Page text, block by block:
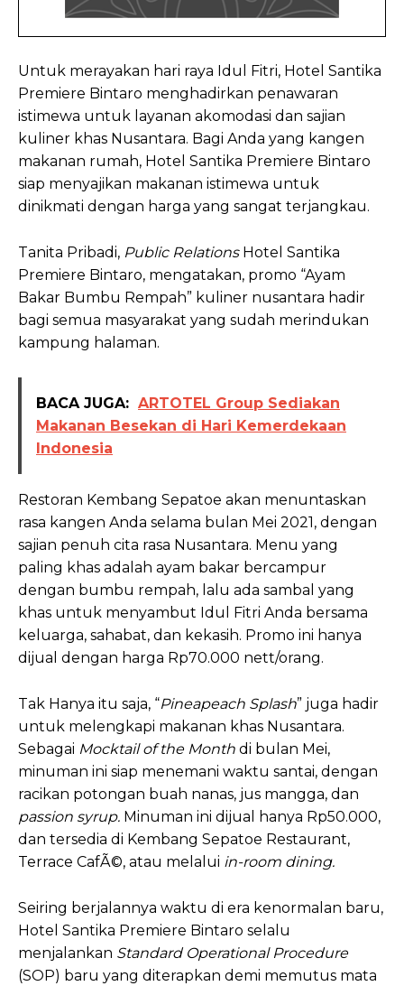
Untuk merayakan hari raya Idul Fitri, Hotel Santika
Premiere Bintaro menghadirkan penawaran
istimewa untuk layanan akomodasi dan sajian
kuliner khas Nusantara. Bagi Anda yang kangen
makanan rumah, Hotel Santika Premiere Bintaro
siap menyajikan makanan istimewa untuk
dinikmati dengan harga yang sangat terjangkau.
Tanita Pribadi, Public RelationsHotel Santika
Premiere Bintaro, mengatakan, promo “Ayam
Bakar Bumbu Rempah” kuliner nusantara hadir
bagi semua masyarakat yang sudah merindukan
kampung halaman.
BACA JUGA: ARTOTEL Group Sediakan
Makanan Besekan di Hari Kemerdekaan
Indonesia
Restoran Kembang Sepatoe akan menuntaskan
rasa kangen Anda selama bulan Mei 2021, dengan
sajian penuh cita rasa Nusantara. Menu yang
paling khas adalah ayam bakar bercampur
dengan bumbu rempah, lalu ada sambal yang
khas untuk menyambut Idul Fitri Anda bersama
keluarga, sahabat, dan kekasih. Promo ini hanya
dijual dengan harga Rp70.000 nett/orang.
Tak Hanya itu saja, “Pineapeach Splash” juga hadir
untuk melengkapi makanan khas Nusantara.
Sebagai Mocktail of the Month di bulan Mei,
minuman ini siap menemani waktu santai, dengan
racikan potongan buah nanas, jus mangga, dan
passion syrup. Minuman ini dijual hanya Rp50.000,
dan tersedia di Kembang Sepatoe Restaurant,
Terrace CafÃ©, atau melalui in-room dining.
Seiring berjalannya waktu di era kenormalan baru,
Hotel Santika Premiere Bintaro selalu
menjalankan Standard Operational Procedure
(SOP) baru yang diterapkan demi memutus mata